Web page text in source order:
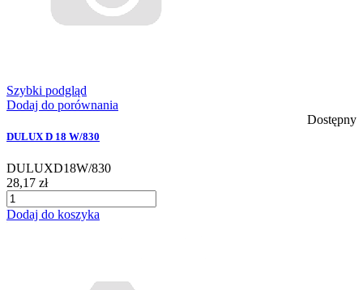
Szybki podgląd
Dodaj do porównania
Dostępny
DULUX D 18 W/830
DULUXD18W/830
28,17 zł
Dodaj do koszyka